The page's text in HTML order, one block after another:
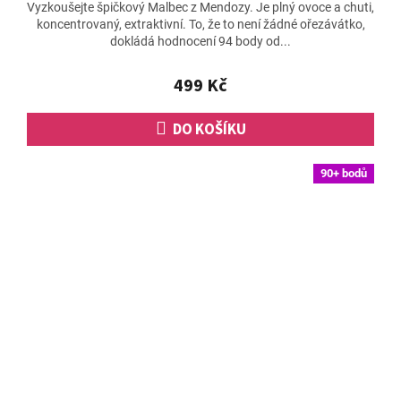
produktu
je
4,9
5
hvězdiček.
499 Kč
DO KOŠÍKU
Vyzkoušejte špičkový Malbec z Mendozy. Je plný ovoce a chuti,
koncentrovaný, extraktivní. To, že to není žádné ořezávátko,
dokládá hodnocení 94 body od...
90+ bodů